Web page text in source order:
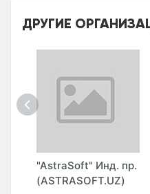
ДРУГИЕ
"AstraSoft" Инд. пр.
(ASTRASOFT.UZ)